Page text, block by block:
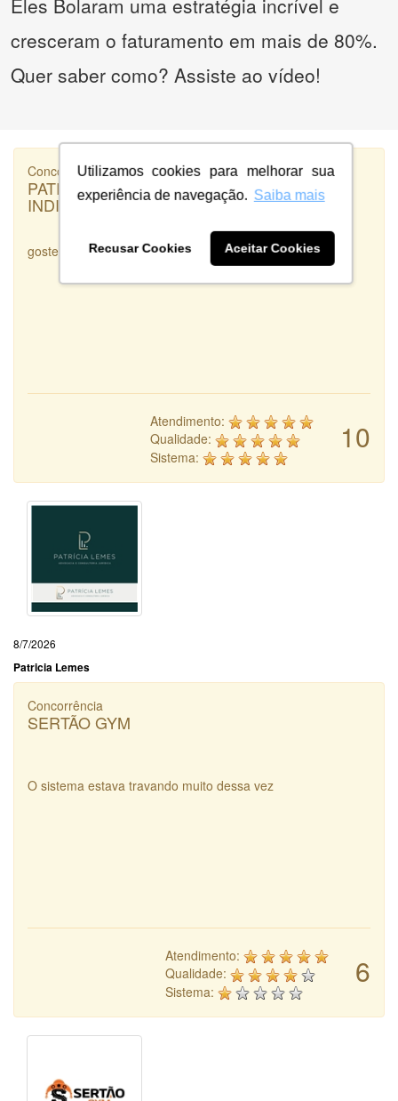
Utilizamos cookies para melhorar sua
experiência de navegação. Saiba mais
Recusar Cookies Aceitar Cookies
Eles Bolaram uma estratégia incrível e
cresceram o faturamento em mais de 80%.
Quer saber como? Assiste ao vídeo!
Concorrência
PATRÍCIA LEMES R SILVA SOCIEDADE
INDIVIDUAL DE ADVOCACIA
gostei muito dos trabalhos apresentados e da rapidez
10
Atendimento:
Qualidade:
Sistema:
8/7/2026
Patricia Lemes
Concorrência
SERTÃO GYM
O sistema estava travando muito dessa vez
6
Atendimento:
Qualidade:
Sistema: